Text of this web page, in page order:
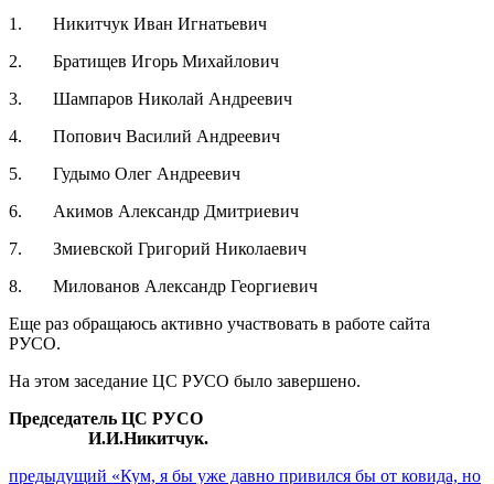
1. Никитчук Иван Игнатьевич
2. Братищев Игорь Михайлович
3. Шампаров Николай Андреевич
4. Попович Василий Андреевич
5. Гудымо Олег Андреевич
6. Акимов Александр Дмитриевич
7. Змиевской Григорий Николаевич
8. Милованов Александр Георгиевич
Еще раз обращаюсь активно участвовать в работе сайта
РУСО.
На этом заседание ЦС РУСО было завершено.
Председатель ЦС РУСО
И.И.Никитчук.
предыдущий Предыдущий
«Кум, я бы уже давно привился бы от ковида, но